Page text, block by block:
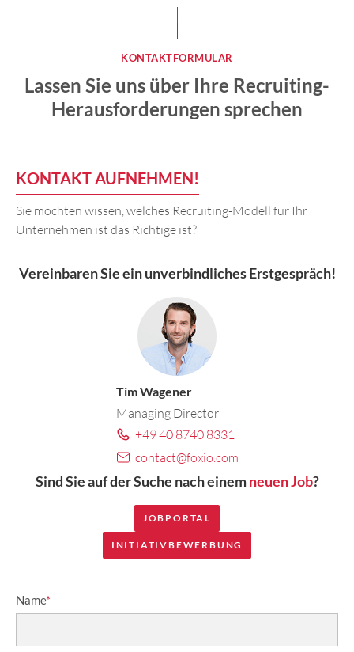
KONTAKTFORMULAR
Lassen Sie uns über Ihre Recruiting-
Herausforderungen sprechen
KONTAKT AUFNEHMEN!
Sie möchten wissen, welches Recruiting-Modell für Ihr
Unternehmen ist das Richtige ist?
Vereinbaren Sie einunverbindliches Erstgespräch!
Tim Wagener
Managing Director
+49 40 8740 8331
contact@foxio.com
Sind Sie auf der Suche nach einemneuen Job?
JOBPORTAL
INITIATIVBEWERBUNG
Name*